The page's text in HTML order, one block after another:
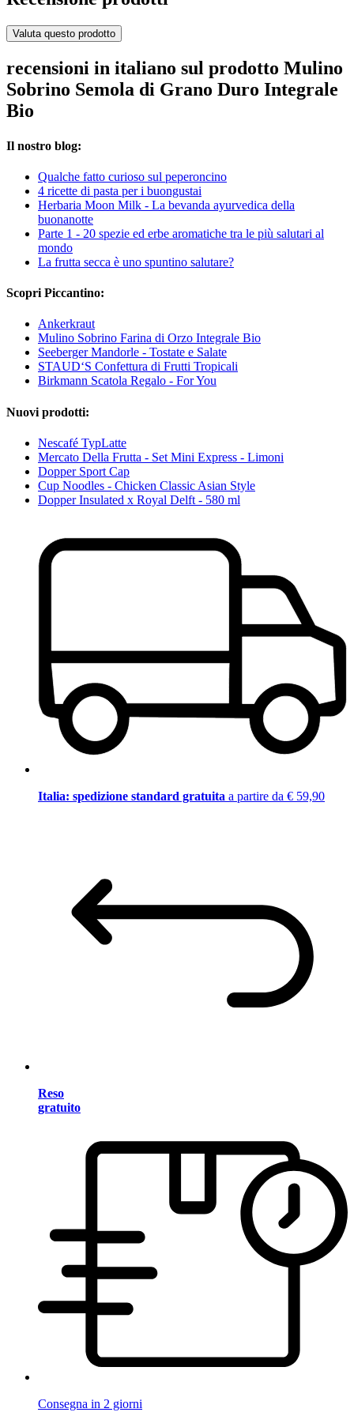
Valuta questo prodotto
recensioni in italiano sul prodotto Mulino
Sobrino Semola di Grano Duro Integrale
Bio
Il nostro blog:
Qualche fatto curioso sul peperoncino
4 ricette di pasta per i buongustai
Herbaria Moon Milk - La bevanda ayurvedica della
buonanotte
Parte 1 - 20 spezie ed erbe aromatiche tra le più salutari al
mondo
La frutta secca è uno spuntino salutare?
Scopri Piccantino:
Ankerkraut
Mulino Sobrino Farina di Orzo Integrale Bio
Seeberger Mandorle - Tostate e Salate
STAUD‘S Confettura di Frutti Tropicali
Birkmann Scatola Regalo - For You
Nuovi prodotti:
Nescafé TypLatte
Mercato Della Frutta - Set Mini Express - Limoni
Dopper Sport Cap
Cup Noodles - Chicken Classic Asian Style
Dopper Insulated x Royal Delft - 580 ml
Italia: spedizione standard gratuita a partire da € 59,90
Reso
gratuito
Consegna in 2 giorni